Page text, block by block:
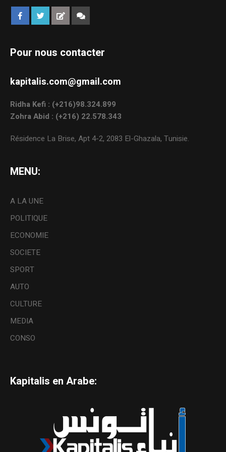
Pour nous contacter
kapitalis.com@gmail.com
Ridha Kefi : (+216)98.324.899
Zohra Abid : (+216) 22.578.343
Résidence La Brise, Apt 4-2, 2083 El-Ghazala, Tunisie.
MENU:
A LA UNE
POLITIQUE
ECONOMIE
SOCIETE
SPORT
AUTO
CULTURE
MEDIA
CONSO
Kapitalis en Arabe: